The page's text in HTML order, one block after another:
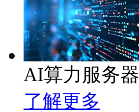
AI算力服务器
了解更多